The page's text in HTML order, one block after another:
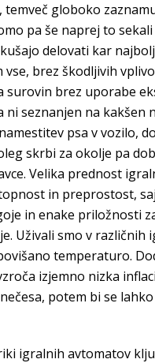
temveč globoko
pa še naprej to
delovati kar
vse, brez škodljivih
surovin brez uporabe
ni seznanjen na kakšen
psa v vozilo,
skrbi za okolje pa
Velika prednost
in preprostost,
in enake priložnosti
Uživali smo v različnih
temperaturo.
izjemno nizka
potem bi se
igralnih avtomatov